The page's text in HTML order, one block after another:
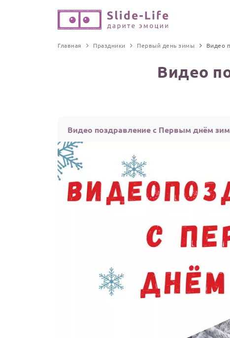
Главная Праздники Первый день зимы Видео
Видео
Видео поздравление с Первым днём